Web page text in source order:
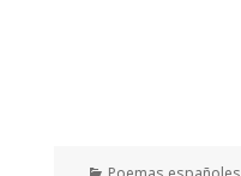
Categorías